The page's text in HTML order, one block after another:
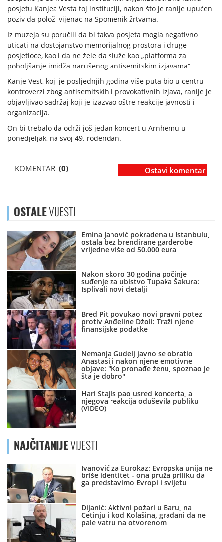
posjetu Kanjea Vesta toj instituciji, nakon što je ranije upućen
poziv da položi vijenac na Spomenik žrtvama.
Iz muzeja su poručili da bi takva posjeta mogla negativno
uticati na dostojanstvo memorijalnog prostora i druge
posjetioce, kao i da ne žele da služe kao „platforma za
poboljšanje imidža narušenog antisemitskim izjavama“.
Kanje Vest, koji je posljednjih godina više puta bio u centru
kontroverzi zbog antisemitskih i provokativnih izjava, ranije je
objavljivao sadržaj koji je izazvao oštre reakcije javnosti i
organizacija.
On bi trebalo da održi još jedan koncert u Arnhemu u
ponedjeljak, na svoj 49. rođendan.
KOMENTARI (0) Ostavi komentar
OSTALEVIJESTI
Emina Jahović pokradena u Istanbulu,
ostala bez brendirane garderobe
vrijedne više od 50.000 eura
Nakon skoro 30 godina počinje
suđenje za ubistvo Tupaka Šakura:
Isplivali novi detalji
Bred Pit povukao novi pravni potez
protiv Anđeline Džoli: Traži njene
finansijske podatke
Nemanja Gudelj javno se obratio
Anastasiji nakon njene emotivne
objave: "Ko pronađe ženu, spoznao je
šta je dobro"
Hari Stajls pao usred koncerta, a
njegova reakcija oduševila publiku
(VIDEO)
NAJČITANIJEVIJESTI
Ivanović za Eurokaz: Evropska unija ne
briše identitet - ona pruža priliku da
ga predstavimo Evropi i svijetu
Dijanić: Aktivni požari u Baru, na
Cetinju i kod Kolašina, građani da ne
pale vatru na otvorenom